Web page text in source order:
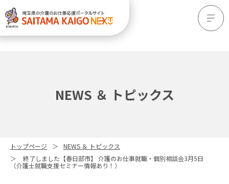
NEWS ＆ トピックス
トップページ
NEWS ＆ トピックス
終了しました【春日部市】 介護のお仕事就職・個別相談会3月5日
（介護士就職支援セミナー情報あり！）